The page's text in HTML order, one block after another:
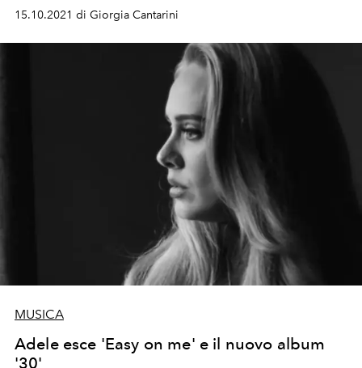
15.10.2021 di Giorgia Cantarini
MUSICA
Adele esce 'Easy on me' e il nuovo album
'30'